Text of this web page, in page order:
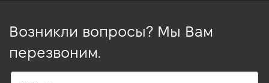
Возникли вопросы? Мы Вам
перезвоним.